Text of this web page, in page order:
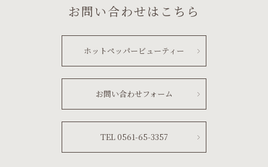
お問い合わせはこちら
ホットペッパービューティー
お問い合わせフォーム
TEL 0561-65-3357